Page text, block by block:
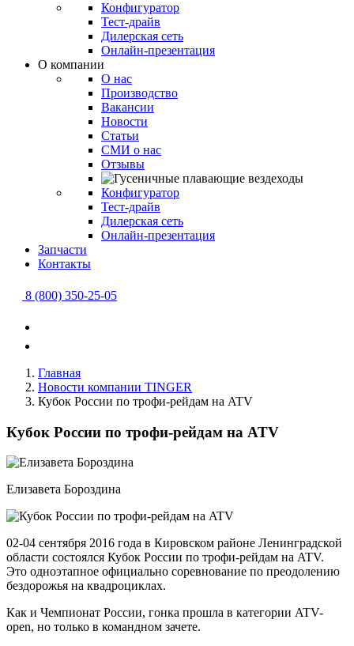
Конфигуратор
Тест-драйв
Дилерская сеть
Онлайн-презентация
О компании
О нас
Производство
Вакансии
Новости
Статьи
СМИ о нас
Отзывы
Конфигуратор
Тест-драйв
Дилерская сеть
Онлайн-презентация
Запчасти
Контакты
8 (800) 350-25-05
Главная
Новости компании TINGER
Кубок России по трофи-рейдам на ATV
Кубок России по трофи-рейдам на ATV
Елизавета Бороздина
02-04 сентября 2016 года в Кировском районе Ленинградской
области состоялся Кубок России по трофи-рейдам на ATV.
Это одноэтапное официально соревнование по преодолению
бездорожья на квадроциклах.
Как и Чемпионат России, гонка прошла в категории ATV-
open, но только в командном зачете.